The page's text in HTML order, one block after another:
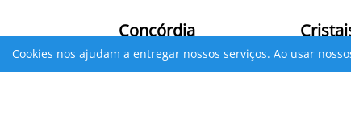
Concórdia
D
Cookies nos ajudam a entregar nossos serviços. Ao usar